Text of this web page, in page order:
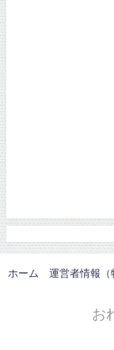
ホーム 運営者情報（
© お